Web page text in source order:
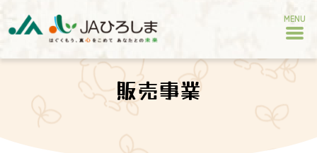
MENU
販売事業